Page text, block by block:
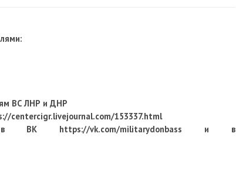
ВС ЛНР и ДНР
centercigr.livejournal.com/153337.html
в ВК https://vk.com/militarydonbass и в